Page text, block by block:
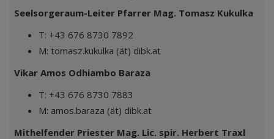
Seelsorgeraum-Leiter Pfarrer Mag. Tomasz Kukulka
T: +43 676 8730 7892
M: tomasz.kukulka (ät) dibk.at
Vikar Amos Odhiambo Baraza
T: +43 676 8730 7883
M: amos.baraza (ät) dibk.at
Mithelfender Priester Mag. Lic. spir. Herbert Traxl